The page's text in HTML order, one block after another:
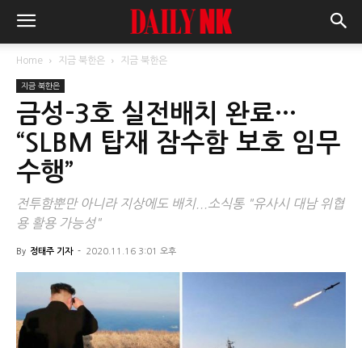
Home 지금 북한은 지금 북한은
지금 북한은
금성-3호 실전배치 완료…
“SLBM 탑재 잠수함 보호 임무
수행”
전투함뿐만 아니라 지상에도 배치...소식통 "유사시 대남 위협
용 활용 가능성"
By 정태주 기자 - 2020.11.16 3:01 오후